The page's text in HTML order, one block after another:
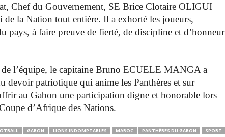
Chef du Gouvernement, SE Brice Clotaire OLIGUI
la Nation tout entière. Il a exhorté les joueurs,
pays, à faire preuve de fierté, de discipline et d’honneur
l’équipe, le capitaine Bruno ECUELE MANGA a
devoir patriotique qui anime les Panthères et sur
au Gabon une participation digne et honorable lors
d’Afrique des Nations.
GABON LIONS INDOMPTABLES MAROC PANTHÈRES DU GABON SPORT